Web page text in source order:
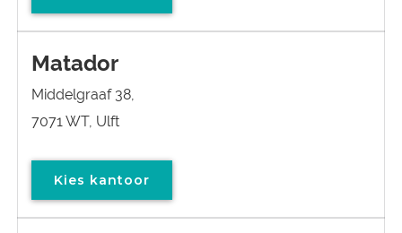
Matador
Middelgraaf 38,
7071 WT, Ulft
Kies kantoor